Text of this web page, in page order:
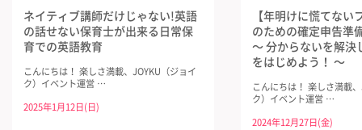
ネイティブ講師だけじゃない!英語
の話せない保育士が出来る日常保
育での英語教育
こんにちは！ 楽しさ満載、JOYKU（ジョイ
ク）イベント運営 …
2025年1月12日(日)
【年明けに慌てない
のための確定申告準
〜 分からないを解決
をはじめよう！ 〜
こんにちは！ 楽しさ満載
ク）イベント運営 …
2024年12月27日(金)